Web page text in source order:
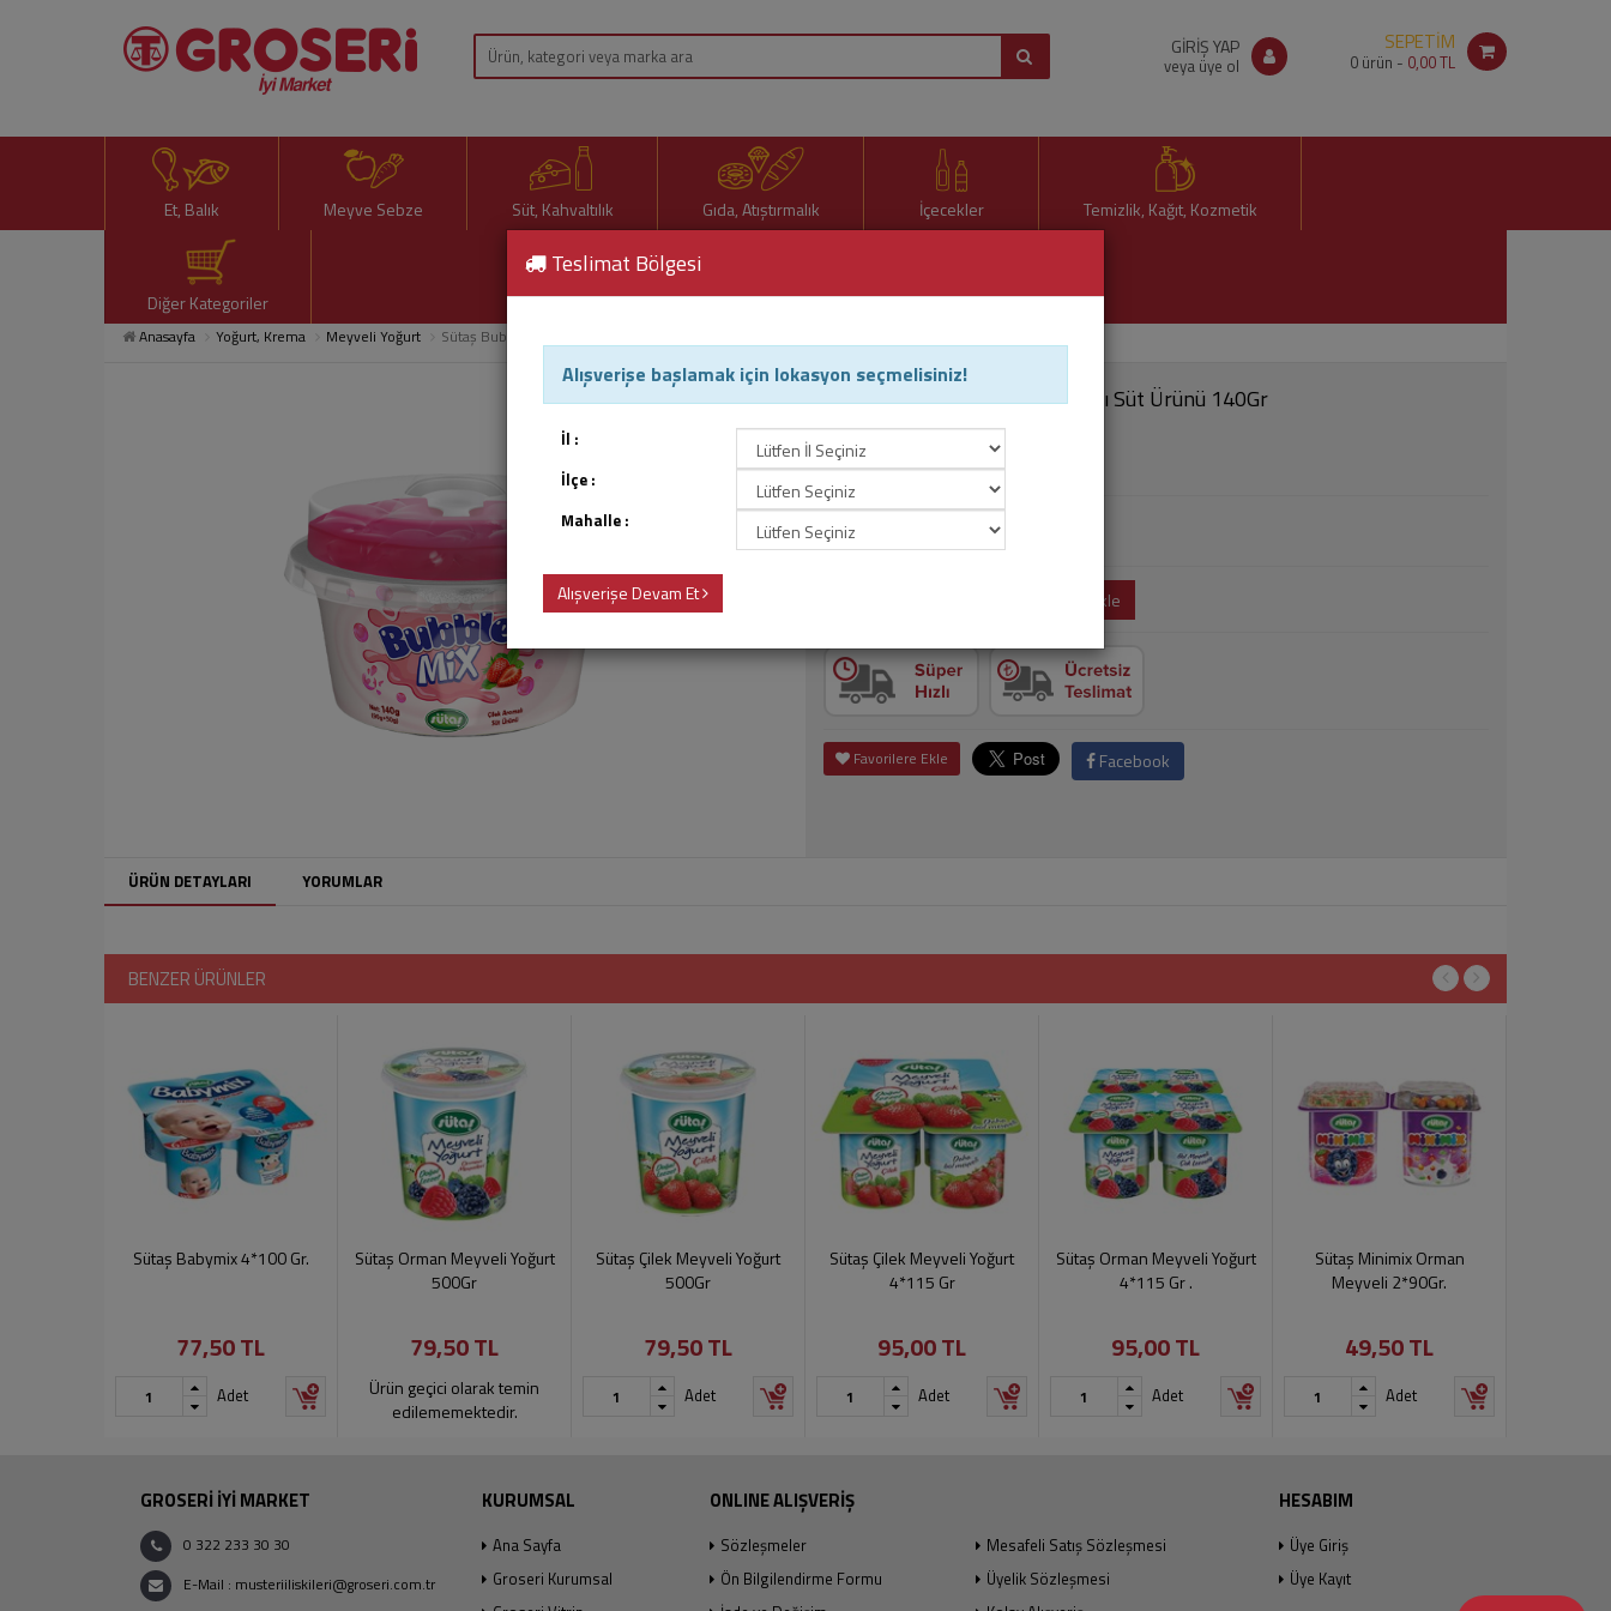
GİRİŞ YAP
veya üye ol
SEPETİM
0 ürün - 0,00 TL
Et, Balık Meyve Sebze Süt, Kahvaltılık Gıda, Atıştırmalık İçecekler Temizlik, Kağıt, Kozmetik
Diğer Kategoriler
Anasayfa Yoğurt, Krema Meyveli Yoğurt Sütaş Bubble Mix Çilek Aromalı Süt Ürünü 140Gr
Sütaş Bubble Mix Çilek Aromalı Süt Ürünü 140Gr
Ürün Kodu : 102001
59,50 TL
Sepete Ekle
Favorilere Ekle Facebook
ÜRÜN DETAYLARI YORUMLAR
BENZER ÜRÜNLER
Sütaş Babymix 4*100 Gr.
77,50 TL
Adet
Sütaş Orman Meyveli Yoğurt
500Gr
79,50 TL
Ürün geçici olarak temin
edilememektedir.
Sütaş Çilek Meyveli Yoğurt
500Gr
79,50 TL
Adet
Sütaş Çilek Meyveli Yoğurt
4*115 Gr
95,00 TL
Adet
Sütaş Orman Meyveli Yoğurt
4*115 Gr .
95,00 TL
Adet
Sütaş Minimix Orman
Meyveli 2*90Gr.
49,50 TL
Adet
GROSERİ İYİ MARKET
0 322 233 30 30
E-Mail : musteriiliskileri@groseri.com.tr
KURUMSAL
Ana Sayfa
Groseri Kurumsal
ONLINE ALIŞVERİŞ
Sözleşmeler
Mesafeli Satış Sözleşmesi
Ön Bilgilendirme Formu
Üyelik Sözleşmesi
HESABIM
Üye Giriş
Üye Kayıt
Teslimat Bölgesi
Alışverişe başlamak için lokasyon seçmelisiniz!
İl :
İlçe :
Mahalle :
Alışverişe Devam Et